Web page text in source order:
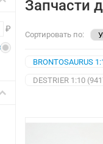
₽
Запчасти
Сортировать по:
BRONTOSAURUS
DESTRIER 1:10